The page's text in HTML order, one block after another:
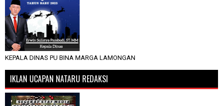
KEPALA DINAS PU BINA MARGA LAMONGAN
IKLAN UCAPAN NATARU REDAKSI